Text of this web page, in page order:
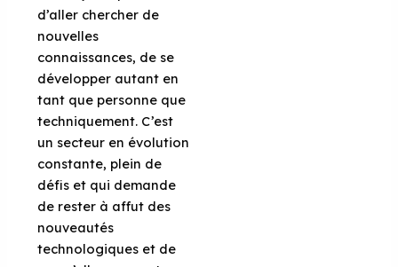
d’aller chercher de
nouvelles
connaissances, de se
développer autant en
tant que personne que
techniquement. C’est
un secteur en évolution
constante, plein de
défis et qui demande
de rester à affut des
nouveautés
technologiques et de